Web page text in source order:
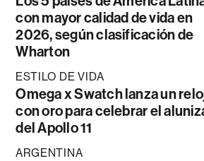
con mayor calidad de vida en
2026, según clasificación de
Wharton
ESTILO DE VIDA
Omega x Swatch lanza un
con oro para celebrar el
del Apollo 11
ARGENTINA